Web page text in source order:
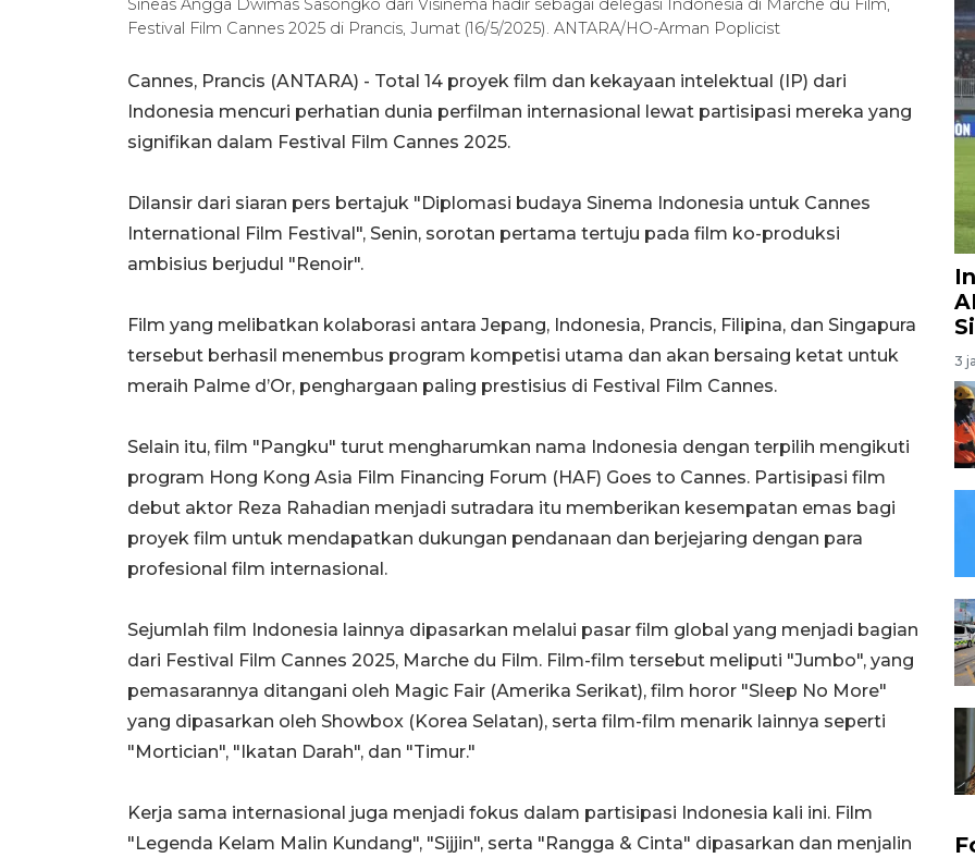
Sineas Angga Dwimas Sasongko dari Visinema hadir sebagai delegasi Indonesia di Marche du Film,
Festival Film Cannes 2025 di Prancis, Jumat (16/5/2025). ANTARA/HO-Arman Poplicist
Cannes, Prancis (ANTARA) - Total 14 proyek film dan kekayaan intelektual (IP) dari
Indonesia mencuri perhatian dunia perfilman internasional lewat partisipasi mereka yang
signifikan dalam Festival Film Cannes 2025.
Dilansir dari siaran pers bertajuk "Diplomasi budaya Sinema Indonesia untuk Cannes
International Film Festival", Senin, sorotan pertama tertuju pada film ko-produksi
ambisius berjudul "Renoir".
Film yang melibatkan kolaborasi antara Jepang, Indonesia, Prancis, Filipina, dan Singapura
tersebut berhasil menembus program kompetisi utama dan akan bersaing ketat untuk
meraih Palme d’Or, penghargaan paling prestisius di Festival Film Cannes.
Selain itu, film "Pangku" turut mengharumkan nama Indonesia dengan terpilih mengikuti
program Hong Kong Asia Film Financing Forum (HAF) Goes to Cannes. Partisipasi film
debut aktor Reza Rahadian menjadi sutradara itu memberikan kesempatan emas bagi
proyek film untuk mendapatkan dukungan pendanaan dan berjejaring dengan para
profesional film internasional.
Sejumlah film Indonesia lainnya dipasarkan melalui pasar film global yang menjadi bagian
dari Festival Film Cannes 2025, Marche du Film. Film-film tersebut meliputi "Jumbo", yang
pemasarannya ditangani oleh Magic Fair (Amerika Serikat), film horor "Sleep No More"
yang dipasarkan oleh Showbox (Korea Selatan), serta film-film menarik lainnya seperti
"Mortician", "Ikatan Darah", dan "Timur."
Kerja sama internasional juga menjadi fokus dalam partisipasi Indonesia kali ini. Film
"Legenda Kelam Malin Kundang", "Sijjin", serta "Rangga & Cinta" dipasarkan dan menjalin
3